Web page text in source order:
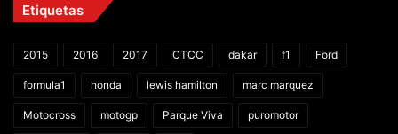
Etiquetas
2015 2016 2017 CTCC dakar f1 Ford
formula1 honda lewis hamilton marc marquez
Motocross motogp Parque Viva puromotor